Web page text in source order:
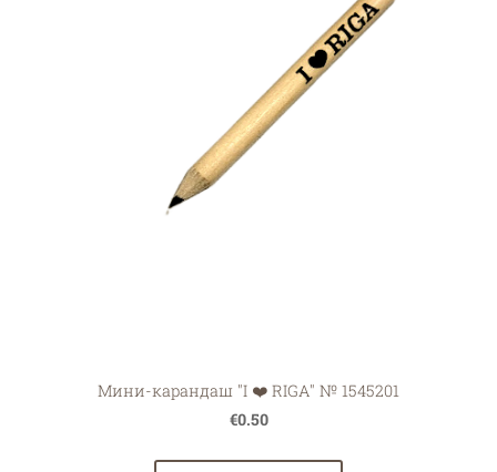
Мини-карандаш "I ❤️ RIGA" № 1545201
€0.50